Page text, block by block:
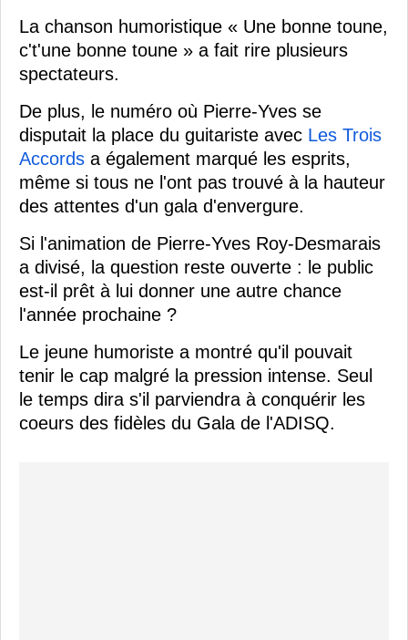
La chanson humoristique « Une bonne toune,
c't'une bonne toune » a fait rire plusieurs
spectateurs.
De plus, le numéro où Pierre-Yves se
disputait la place du guitariste avec Les Trois
Accords a également marqué les esprits,
même si tous ne l'ont pas trouvé à la hauteur
des attentes d'un gala d'envergure.
Si l'animation de Pierre-Yves Roy-Desmarais
a divisé, la question reste ouverte : le public
est-il prêt à lui donner une autre chance
l'année prochaine ?
Le jeune humoriste a montré qu'il pouvait
tenir le cap malgré la pression intense. Seul
le temps dira s'il parviendra à conquérir les
coeurs des fidèles du Gala de l'ADISQ.